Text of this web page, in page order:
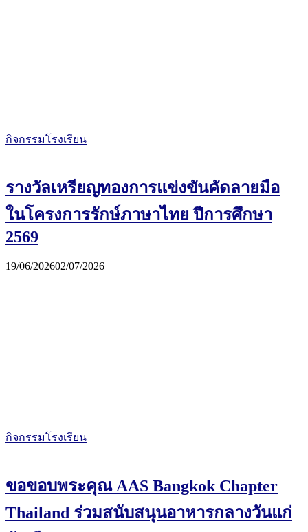
กิจกรรมโรงเรียน
รางวัลเหรียญทองการแข่งขันคัดลายมือ
ในโครงการรักษ์ภาษาไทย ปีการศึกษา
2569
19/06/202602/07/2026
กิจกรรมโรงเรียน
ขอขอบพระคุณ AAS Bangkok Chapter
Thailand ร่วมสนับสนุนอาหารกลางวันแก่